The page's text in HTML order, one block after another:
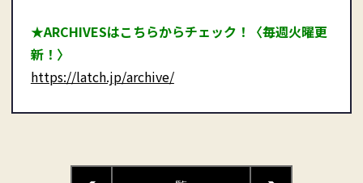
★ARCHIVESはこちらからチェック！〈毎週火曜更
新！〉
https://latch.jp/archive/